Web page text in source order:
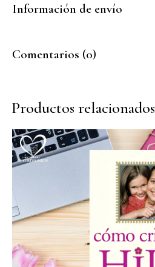
Información de envío
Comentarios (0)
Productos relacionados